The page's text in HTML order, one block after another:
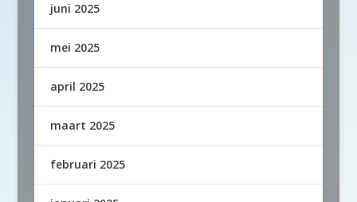
juni 2025
mei 2025
april 2025
maart 2025
februari 2025